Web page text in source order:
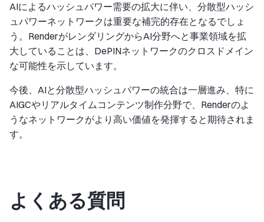
AIによるハッシュパワー需要の拡大に伴い、分散型ハッシ
ュパワーネットワークは重要な補完的存在となるでしょ
う。RenderがレンダリングからAI分野へと事業領域を拡
大していることは、DePINネットワークのクロスドメイン
な可能性を示しています。
今後、AIと分散型ハッシュパワーの統合は一層進み、特に
AIGCやリアルタイムコンテンツ制作分野で、Renderのよ
うなネットワークがより高い価値を発揮すると期待されま
す。
よくある質問